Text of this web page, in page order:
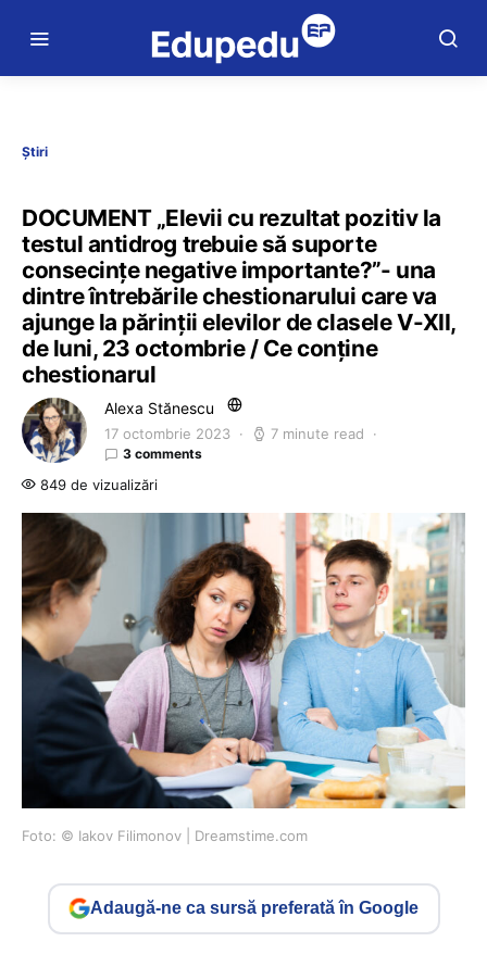
Știri
DOCUMENT „Elevii cu rezultat pozitiv la
testul antidrog trebuie să suporte
consecințe negative importante?”- una
dintre întrebările chestionarului care va
ajunge la părinții elevilor de clasele V-XII,
de luni, 23 octombrie / Ce conține
chestionarul
Alexa Stănescu
17 octombrie 2023 7 minute read
3 comments
849 de vizualizări
Foto: © Iakov Filimonov | Dreamstime.com
Adaugă-ne ca sursă preferată în Google